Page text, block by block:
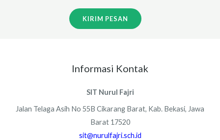
KIRIM PESAN
Informasi Kontak
SIT Nurul Fajri
Jalan Telaga Asih No 55B Cikarang Barat, Kab. Bekasi, Jawa
Barat 17520
sit@nurulfajri.sch.id